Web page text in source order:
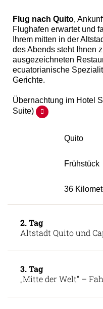
Flug nach Quito,
Flughafen erwartet und
Ihrem mitten in der
des Abends steht Ihnen
ausgezeichneten
ecuatorianische
Gerichte.
Übernachtung im Hotel
Suite)
Quito
Frühstück
36
2. Tag
Altstadt Quito und
3. Tag
„Mitte der Welt“ –